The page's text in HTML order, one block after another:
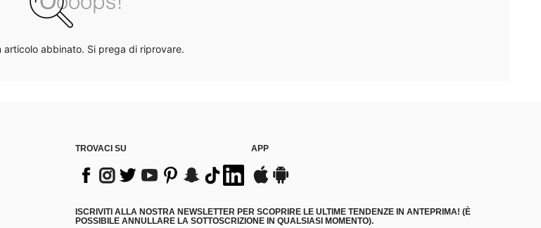
articolo abbinato. Si prega di riprovare.
TROVACI SU APP
ISCRIVITI ALLA NOSTRA NEWSLETTER PER SCOPRIRE LE ULTIME TENDENZE IN ANTEPRIMA! (È
POSSIBILE ANNULLARE LA SOTTOSCRIZIONE IN QUALSIASI MOMENTO).